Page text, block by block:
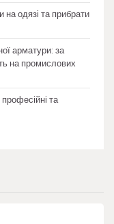
на одязі та прибрати
арматури: за
на промислових
та